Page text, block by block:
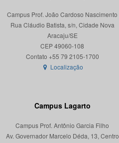
Campus Prof. João Cardoso Nascimento
Rua Cláudio Batista, s/n, Cidade Nova
Aracaju/SE
CEP 49060-108
Localização
Campus Lagarto
Campus Prof. Antônio Garcia Filho
Av. Governador Marcelo Déda, 13, Centro